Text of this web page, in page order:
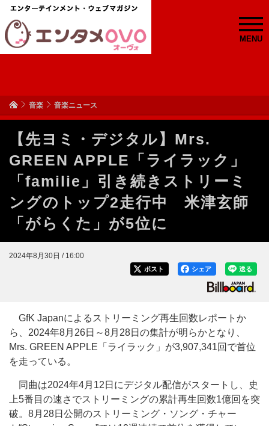
MENU
音楽 音楽ニュース
【先ヨミ・デジタル】Mrs.
GREEN APPLE「ライラック」
「familie」引き続きストリーミ
ングのトップ2走行中 米津玄師
「がらくた」が5位に
2024年8月30日 / 16:00
送る
シェア
ポスト
GfK Japanによるストリーミング再生回数レポートか
ら、2024年8月26日～8月28日の集計が明らかとなり、
Mrs. GREEN APPLE「ライラック」が3,907,341回で首位
を走っている。
同曲は2024年4月12日にデジタル配信がスタートし、史
上5番目の速さでストリーミングの累計再生回数1億回を突
破。8月28日公開のストリーミング・ソング・チャー